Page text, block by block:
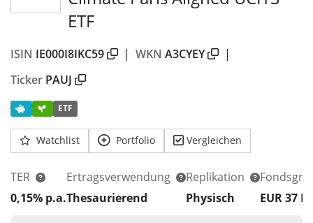
ETF
ISIN IE000I8IKC59 | WKN A3CYEY
|
Ticker PAUJ
ETF
Watchlist Portfolio Vergleichen
TER
0,15% p.a.
Ertragsverwendung
Thesaurierend
Replikation
Physisch
EUR 37